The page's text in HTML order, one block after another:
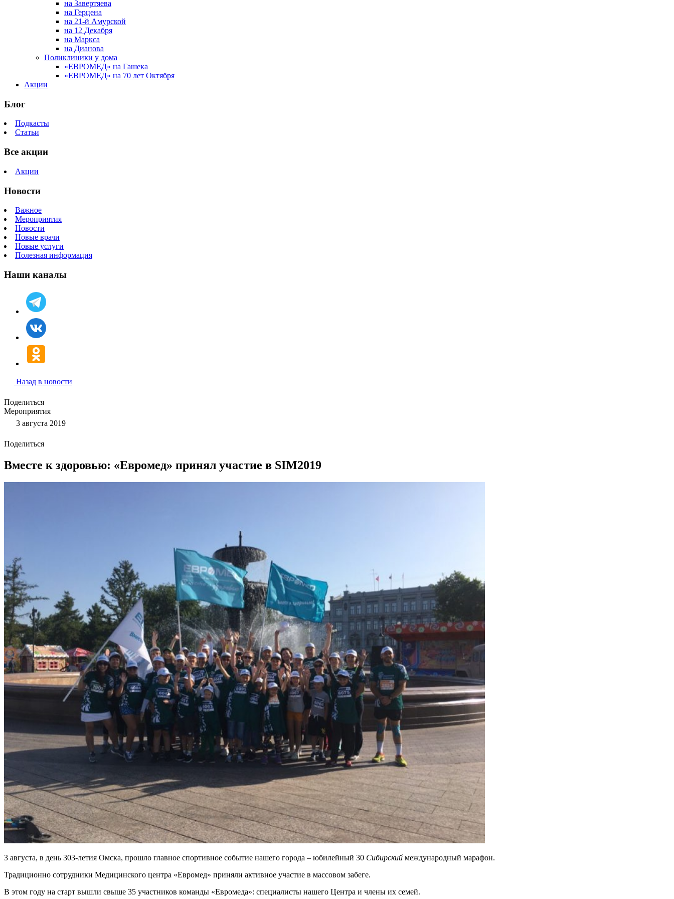
на Завертяева
на Герцена
на 21-й Амурской
на 12 Декабря
на Маркса
на Дианова
Поликлиники у дома
«ЕВРОМЕД» на Гашека
«ЕВРОМЕД» на 70 лет Октября
Акции
Блог
Подкасты
Статьи
Все акции
Акции
Новости
Важное
Мероприятия
Новости
Новые врачи
Новые услуги
Полезная информация
Наши каналы
Назад в новости
Поделиться
Мероприятия
3 августа 2019
Поделиться
Вместе к здоровью: «Евромед» принял участие в SIM2019
3 августа, в день 303-летия Омска, прошло главное спортивное событие нашего города – юбилейный 30 Сибирский международный марафон.
Традиционно сотрудники Медицинского центра «Евромед» приняли активное участие в массовом забеге.
В этом году на старт вышли свыше 35 участников команды «Евромеда»: специалисты нашего Центра и члены их семей.